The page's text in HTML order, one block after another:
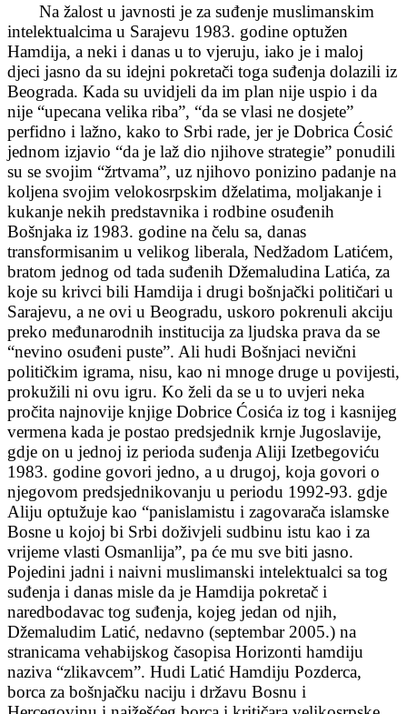
Na žalost u javnosti je za suđenje muslimanskim
intelektualcima u Sarajevu 1983. godine optužen
Hamdija, a neki i danas u to vjeruju, iako je i maloj
djeci jasno da su idejni pokretači toga suđenja dolazili iz
Beograda. Kada su uvidjeli da im plan nije uspio i da
nije “upecana velika riba”, “da se vlasi ne dosjete”
perfidno i lažno, kako to Srbi rade, jer je Dobrica Ćosić
jednom izjavio “da je laž dio njihove strategie” ponudili
su se svojim “žrtvama”, uz njihovo ponizino padanje na
koljena svojim velokosrpskim dželatima, moljakanje i
kukanje nekih predstavnika i rodbine osuđenih
Bošnjaka iz 1983. godine na čelu sa, danas
transformisanim u velikog liberala, Nedžadom Latićem,
bratom jednog od tada suđenih Džemaludina Latića, za
koje su krivci bili Hamdija i drugi bošnjački političari u
Sarajevu, a ne ovi u Beogradu, uskoro pokrenuli akciju
preko međunarodnih institucija za ljudska prava da se
“nevino osuđeni puste”. Ali hudi Bošnjaci nevični
političkim igrama, nisu, kao ni mnoge druge u povijesti,
prokužili ni ovu igru. Ko želi da se u to uvjeri neka
pročita najnovije knjige Dobrice Ćosića iz tog i kasnijeg
vermena kada je postao predsjednik krnje Jugoslavije,
gdje on u jednoj iz perioda suđenja Aliji Izetbegoviću
1983. godine govori jedno, a u drugoj, koja govori o
njegovom predsjednikovanju u periodu 1992-93. gdje
Aliju optužuje kao “panislamistu i zagovarača islamske
Bosne u kojoj bi Srbi doživjeli sudbinu istu kao i za
vrijeme vlasti Osmanlija”, pa će mu sve biti jasno.
Pojedini jadni i naivni muslimanski intelektualci sa tog
suđenja i danas misle da je Hamdija pokretač i
naredbodavac tog suđenja, kojeg jedan od njih,
Džemaludim Latić, nedavno (septembar 2005.) na
stranicama vehabijskog časopisa Horizonti hamdiju
naziva “zlikavcem”. Hudi Latić Hamdiju Pozderca,
borca za bošnjačku naciju i državu Bosnu i